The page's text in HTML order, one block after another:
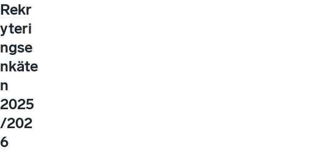
Rekr
yteri
ngse
nkäte
n
2025
/202
6